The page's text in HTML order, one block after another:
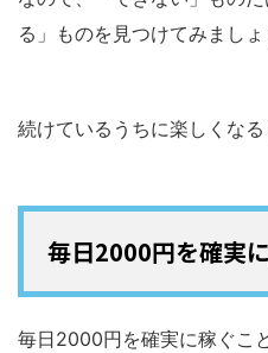
る」ものを見つけてみましょ
続けているうちに楽しくなる
毎日2000円を確実
毎日2000円を確実に稼ぐこ